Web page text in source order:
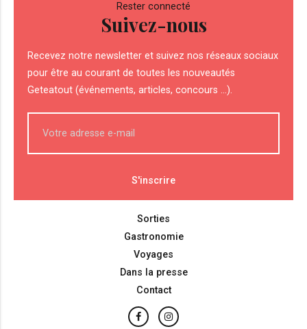
Rester connecté
Suivez-nous
Recevez notre newsletter et suivez nos réseaux sociaux
pour être au courant de toutes les nouveautés
Geteatout (événements, articles, concours ...).
Sorties
Gastronomie
Voyages
Dans la presse
Contact